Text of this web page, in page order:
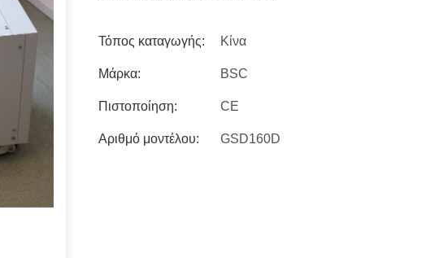
Τόπος καταγωγής: Κίνα
Μάρκα: BSC
Πιστοποίηση: CE
Αριθμό μοντέλου: GSD160D